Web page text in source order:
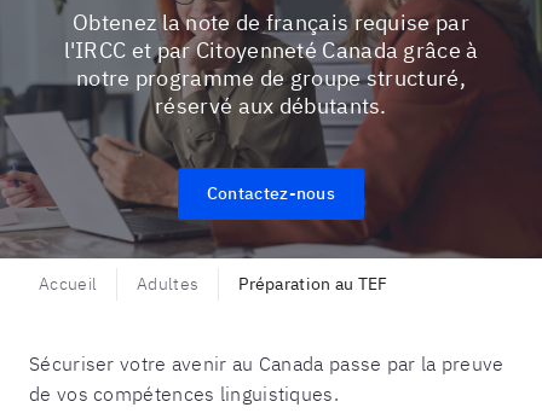
Obtenez la note de français requise par
l'IRCC et par Citoyenneté Canada grâce à
notre programme de groupe structuré,
réservé aux débutants.
Contactez-nous
Accueil Adultes Préparation au TEF
Sécuriser votre avenir au Canada passe par la preuve
de vos compétences linguistiques.